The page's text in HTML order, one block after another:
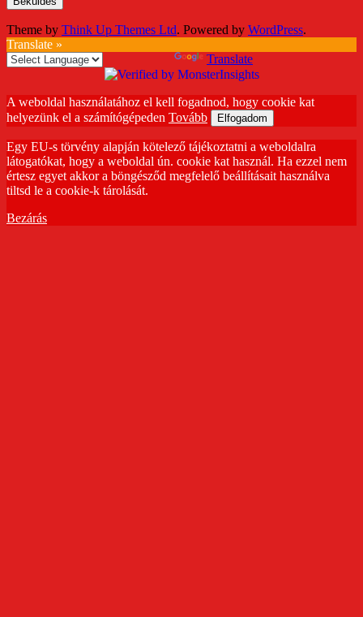
Theme by Think Up Themes Ltd. Powered by WordPress.
Translate »
Translate
A weboldal használatához el kell fogadnod, hogy cookie kat
helyezünk el a számítógépeden Tovább Elfogadom
Egy EU-s törvény alapján kötelező tájékoztatni a weboldalra
látogatókat, hogy a weboldal ún. cookie kat használ. Ha ezzel nem
értesz egyet akkor a böngésződ megfelelő beállításait használva
tiltsd le a cookie-k tárolását.
Bezárás